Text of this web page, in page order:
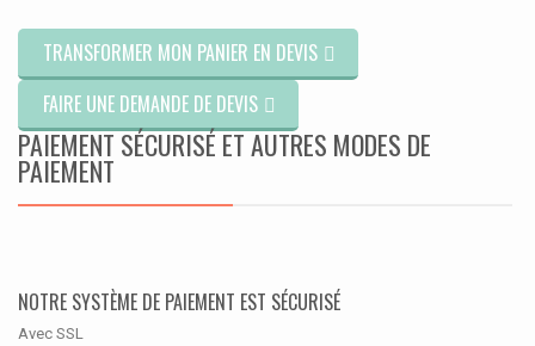
TRANSFORMER MON PANIER EN DEVIS
FAIRE UNE DEMANDE DE DEVIS
PAIEMENT SÉCURISÉ ET AUTRES MODES DE
PAIEMENT
NOTRE SYSTÈME DE PAIEMENT EST SÉCURISÉ
Avec SSL